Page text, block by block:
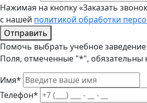
Нажимая на кнопку «Заказать
с нашей политикой обработки
Отправить
Помочь выбрать учебное заведение
Поля, отмеченные "*", обязательны
Имя*
Телефон*